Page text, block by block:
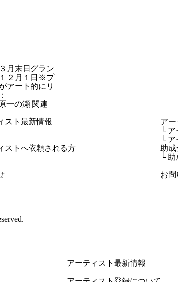
月末日グラン
２月１日※プ
アート的にリ
一の瀬 関連
スト最新情報
アー
└ ア
└ ア
ストへ依頼される方
助成
└ 助
お問
アーティスト最新情報